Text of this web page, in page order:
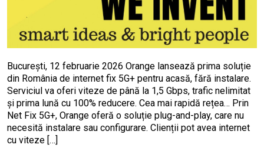
București, 12 februarie 2026 Orange lansează prima soluție
din România de internet fix 5G+ pentru acasă, fără instalare.
Serviciul va oferi viteze de până la 1,5 Gbps, trafic nelimitat
și prima lună cu 100% reducere. Cea mai rapidă rețea… Prin
Net Fix 5G+, Orange oferă o soluție plug-and-play, care nu
necesită instalare sau configurare. Clienții pot avea internet
cu viteze […]